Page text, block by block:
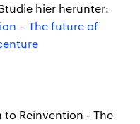
hier herunter:
– The future of
to Reinvention - The